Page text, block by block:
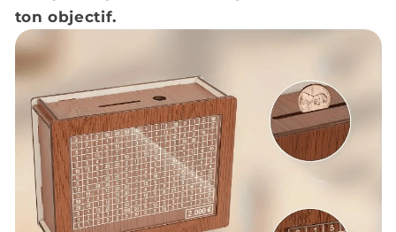
ton objectif.